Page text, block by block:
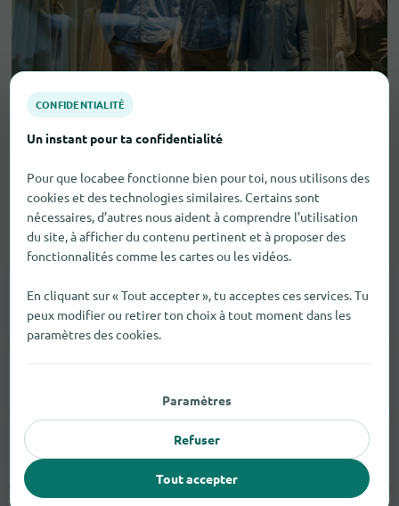
Vêtements
Accessoires De Mode 17
CONFIDENTIALITÉ
Un instant pour ta confidentialité
Pour que locabee fonctionne bien pour toi, nous utilisons des
cookies et des technologies similaires. Certains sont
nécessaires, d’autres nous aident à comprendre l’utilisation
du site, à afficher du contenu pertinent et à proposer des
fonctionnalités comme les cartes ou les vidéos.
En cliquant sur « Tout accepter », tu acceptes ces services. Tu
peux modifier ou retirer ton choix à tout moment dans les
paramètres des cookies.
Paramètres
Refuser
Tout accepter